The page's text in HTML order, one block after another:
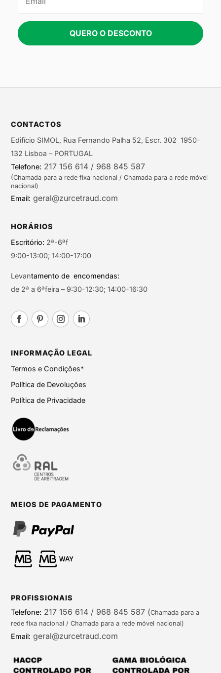
QUERO O DESCONTO
CONTACTOS
Edifício SIMOL, Rua Fernando Palha 52, Escr. 302 1950-
132 Lisboa – PORTUGAL
Telefone: 217 156 614 / 968 845 587
(Chamada para a rede fixa nacional / Chamada para a rede móvel
nacional)
Email: geral@zurcetraud.com
HORÁRIOS
Escritório: 2ª-6ªf
9:00-13:00; 14:00-17:00
Levantamento de encomendas:
de 2ª a 6ªfeira – 9:30-12:30; 14:00-16:30
INFORMAÇÃO LEGAL
Termos e Condições*
Política de Devoluções
Política de Privacidade
MEIOS DE PAGAMENTO
PROFISSIONAIS
Telefone: 217 156 614 / 968 845 587 (Chamada para a
rede fixa nacional / Chamada para a rede móvel nacional)
Email: geral@zurcetraud.com